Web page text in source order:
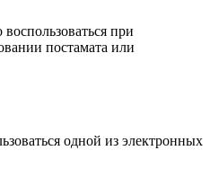
при
постамата или
одной из электронных